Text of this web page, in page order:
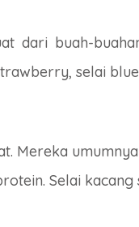
dari buah-
selai
Mereka
Selai